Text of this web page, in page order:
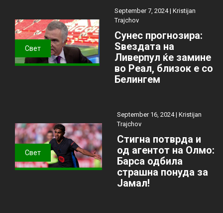
Свет
September 7, 2024 | Kristijan
Trajchov
Сунес прогнозира:
Ѕвездата на
Ливерпул ќе замине
во Реал, близок е со
Белингем
Свет
September 16, 2024 | Kristijan
Trajchov
Стигна потврда и
од агентот на Олмо:
Барса одбила
страшна понуда за
Јамал!